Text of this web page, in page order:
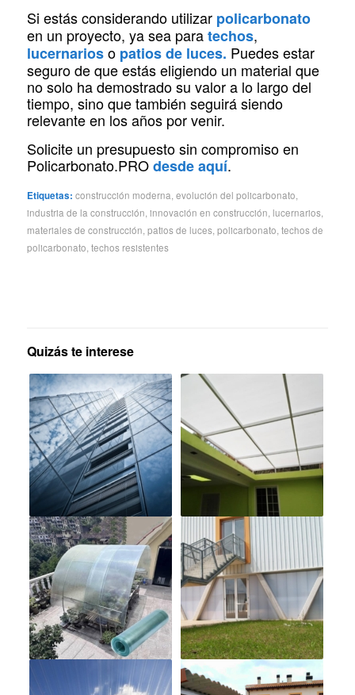
Si estás considerando utilizar policarbonato
en un proyecto, ya sea paratechos,
lucernarioso patios de luces. Puedes estar
seguro de que estás eligiendo un material que
no solo ha demostrado su valor a lo largo del
tiempo, sino que también seguirá siendo
relevante en los años por venir.
Solicite un presupuesto sin compromiso en
Policarbonato.PROdesde aquí.
Etiquetas: construcción moderna,evolución del policarbonato,
industria de la construcción,innovación en construcción, lucernarios,
materiales de construcción,patios de luces,policarbonato,techos de
policarbonato,techos resistentes
Quizás te interese